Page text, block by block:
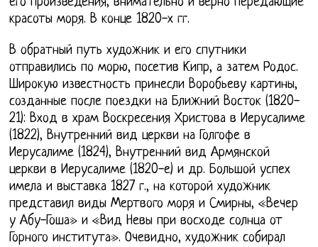
красоты моря. В конце 1820-х гг.
В обратный путь художник и его спутники
отправились по морю, посетив Кипр, а затем Родос.
Широкую известность принесли Воробьеву картины,
созданные после поездки на Ближний Восток (1820-
21): Вход в храм Воскресения Христова в Иерусалиме
(1822), Внутренний вид церкви на Голгофе в
Иерусалиме (1824), Внутренний вид Армянской
церкви в Иерусалиме (1820-е) и др. Большой успех
имела и выставка 1827 г., на которой художник
представил виды Мертвого моря и Смирны, «Вечер
у Абу-Гоша» и «Вид Невы при восходе солнца от
Горного института». Очевидно, художник собирал